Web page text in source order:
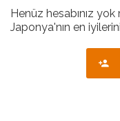
Henüz hesabınız
Japonya'nın en